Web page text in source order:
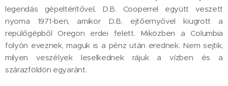
legendás gépeltérítővel, D.B. Cooperrel együtt veszett
nyoma 1971-ben, amikor D.B. ejtőernyővel kiugrott a
repülőgépből Oregon erdei felett. Miközben a Columbia
folyón eveznek, maguk is a pénz után erednek. Nem sejtik,
milyen veszélyek leselkednek rájuk a vízben és a
szárazföldön egyaránt.